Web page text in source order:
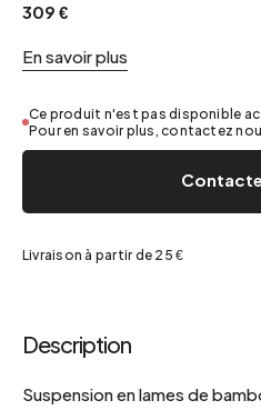
309 €
En savoir plus
Ce produit n'est pas disponible
Pour en savoir plus, contactez
Livraison à partir de 25 €
Description
Suspension en lames de